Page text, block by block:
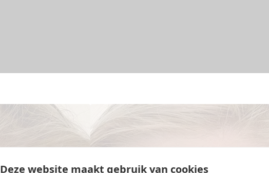
Deze website maakt gebruik van cookies